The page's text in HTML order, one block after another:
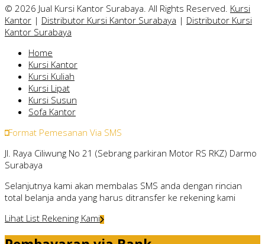
© 2026 Jual Kursi Kantor Surabaya. All Rights Reserved. Kursi
Kantor | Distributor Kursi Kantor Surabaya | Distributor Kursi
Kantor Surabaya
Home
Kursi Kantor
Kursi Kuliah
Kursi Lipat
Kursi Susun
Sofa Kantor
Format Pemesanan Via SMS
Jl. Raya Ciliwung No 21 (Sebrang parkiran Motor RS RKZ) Darmo
Surabaya
Selanjutnya kami akan membalas SMS anda dengan rincian
total belanja anda yang harus ditransfer ke rekening kami
Lihat List Rekening Kami